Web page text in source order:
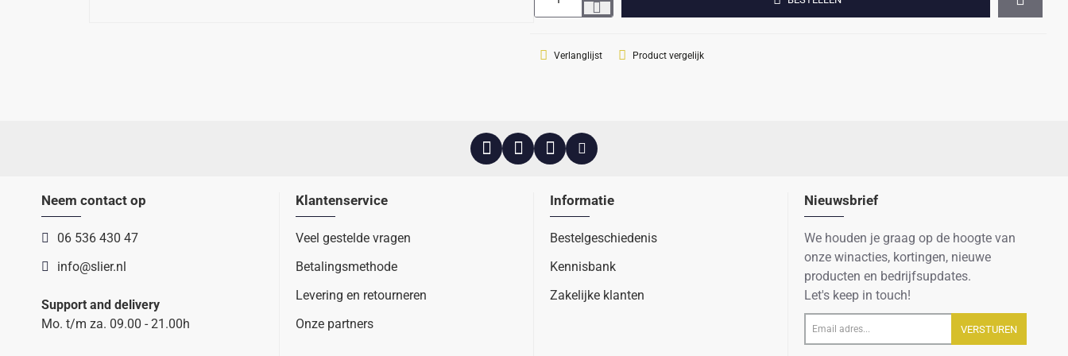
Verlanglijst Product vergelijk
Neem contact op
06 536 430 47
info@slier.nl
Support and delivery
Mo. t/m za. 09.00 - 21.00h
Klantenservice
Veel gestelde vragen
Betalingsmethode
Levering en retourneren
Onze partners
Informatie
Bestelgeschiedenis
Kennisbank
Zakelijke klanten
Nieuwsbrief
We houden je graag op de hoogte van
onze winacties, kortingen, nieuwe
producten en bedrijfsupdates.
Let's keep in touch!
Email
adres...
VERSTUREN